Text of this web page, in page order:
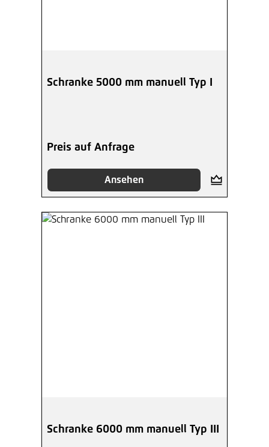
Schranke 5000 mm manuell Typ I
Preis auf Anfrage
Ansehen
Schranke 6000 mm manuell Typ III